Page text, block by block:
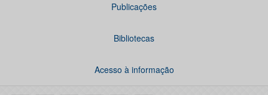
Publicações
Bibliotecas
Acesso à informação